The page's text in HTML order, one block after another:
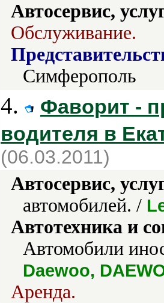
Автосервис,
Обслуживание.
Симферополь
4.
Фаворит -
водителя в
(06.03.2011)
Автосервис,
автомобилей. /
Автотехника и
Автомобили
Daewoo,
Аренда.